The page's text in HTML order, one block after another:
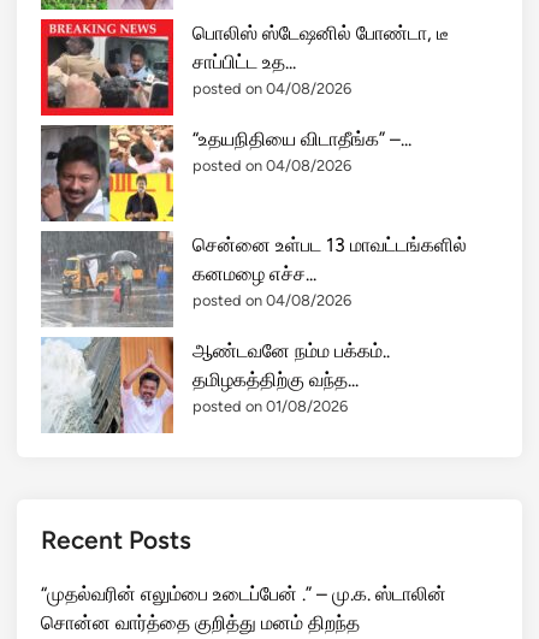
பொலிஸ் ஸ்டேஷனில் போண்டா, டீ
சாப்பிட்ட உத...
posted on 04/08/2026
“உதயநிதியை விடாதீங்க” –...
posted on 04/08/2026
சென்னை உள்பட 13 மாவட்டங்களில்
கனமழை எச்ச...
posted on 04/08/2026
ஆண்டவனே நம்ம பக்கம்..
தமிழகத்திற்கு வந்த...
posted on 01/08/2026
Recent Posts
“முதல்வரின் எலும்பை உடைப்பேன் .” – மு.க. ஸ்டாலின்
சொன்ன வார்த்தை குறித்து மனம் திறந்த